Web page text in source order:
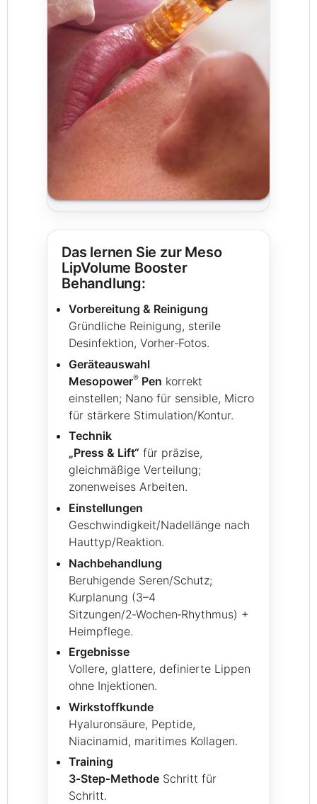
Das lernen Sie zur Meso
LipVolume Booster
Behandlung:
Vorbereitung & Reinigung
Gründliche Reinigung, sterile
Desinfektion, Vorher‑Fotos.
Geräteauswahl
Mesopower® Pen korrekt
einstellen; Nano für sensible, Micro
für stärkere Stimulation/Kontur.
Technik
„Press & Lift“ für präzise,
gleichmäßige Verteilung;
zonenweises Arbeiten.
Einstellungen
Geschwindigkeit/Nadellänge nach
Hauttyp/Reaktion.
Nachbehandlung
Beruhigende Seren/Schutz;
Kurplanung (3–4
Sitzungen/2‑Wochen‑Rhythmus) +
Heimpflege.
Ergebnisse
Vollere, glattere, definierte Lippen
ohne Injektionen.
Wirkstoffkunde
Hyaluronsäure, Peptide,
Niacinamid, maritimes Kollagen.
Training
3‑Step‑Methode Schritt für
Schritt.